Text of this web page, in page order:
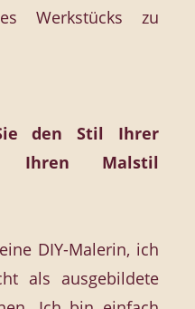
Werkstücks zu
den Stil Ihrer
Ihren Malstil
DIY-Malerin, ich
als ausgebildete